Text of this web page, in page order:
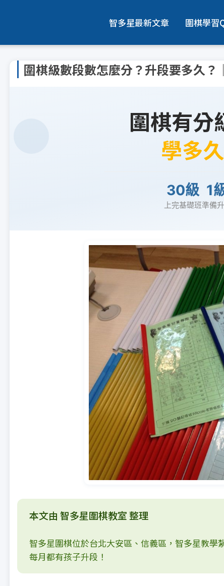
智多星最新文章 圍棋學習
圍棋級數段數怎麼分？升段要多久？
圍棋有分
學多久
30級
上完基礎班
1
準備
本文由 智多星圍棋教室 整理
智多星圍棋位於台北大安區、信義區，智多星教學
每月都有孩子升段！